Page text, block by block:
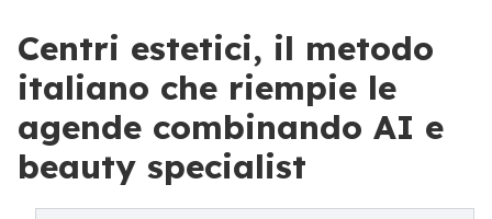
Centri estetici, il metodo
italiano che riempie le
agende combinando AI e
beauty specialist